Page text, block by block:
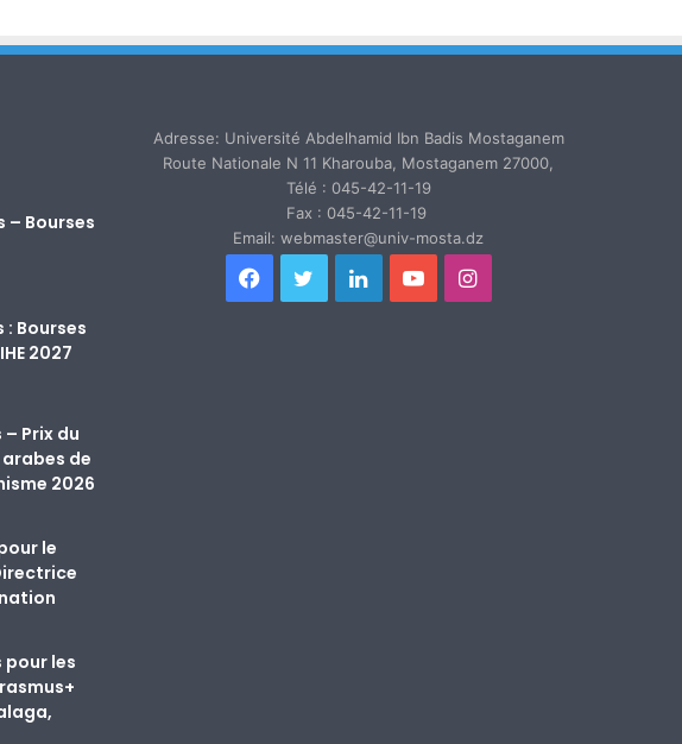
Bourses
Bourses
2027
Prix du
de
2026
le
les
Adresse: Université Abdelhamid Ibn Badis Mostaganem
Route Nationale N 11 Kharouba, Mostaganem 27000,
Télé : 045-42-11-19
Fax : 045-42-11-19
Email: webmaster@univ-mosta.dz
Facebook
TwitterLinkedinYouTubeInstagram